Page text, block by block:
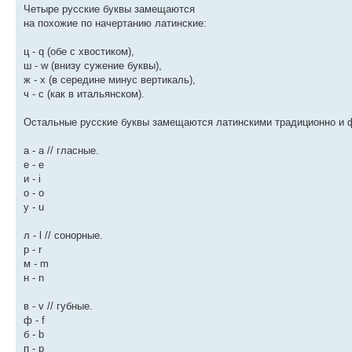
Четыре русские буквы замещаются
на похожие по начертанию латинские:
ц - q (обе с хвостиком),
ш - w (внизу сужение буквы),
ж - x (в середине минус вертикаль),
ч - c (как в итальянском).
Остальные русские буквы замещаются латинскими традиционно и
а - a // гласные.
е - e
и - i
о - o
у - u
л - l // сонорные.
р - r
м - m
н - n
в - v // губные.
ф - f
б - b
п - p